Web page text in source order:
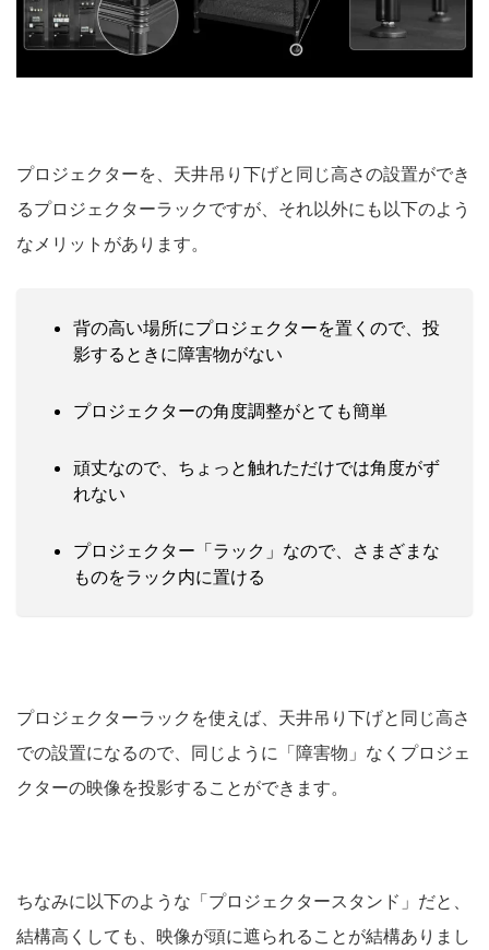
プロジェクターを、天井吊り下げと同じ高さの設置ができ
るプロジェクターラックですが、それ以外にも以下のよう
なメリットがあります。
背の高い場所にプロジェクターを置くので、投
影するときに障害物がない
プロジェクターの角度調整がとても簡単
頑丈なので、ちょっと触れただけでは角度がず
れない
プロジェクター「ラック」なので、さまざまな
ものをラック内に置ける
プロジェクターラックを使えば、天井吊り下げと同じ高さ
での設置になるので、同じように「障害物」なくプロジェ
クターの映像を投影することができます。
ちなみに以下のような「プロジェクタースタンド」だと、
結構高くしても、映像が頭に遮られることが結構ありまし